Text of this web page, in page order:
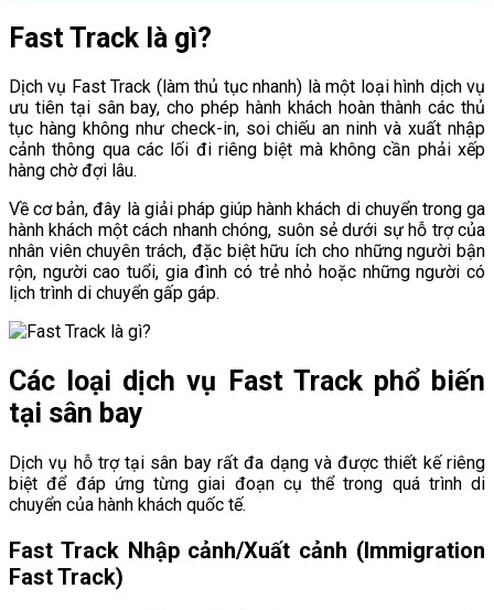
Fast Track là gì?
Dịch vụ Fast Track (làm thủ tục nhanh) là một loại hình dịch vụ
ưu tiên tại sân bay, cho phép hành khách hoàn thành các thủ
tục hàng không như check-in, soi chiếu an ninh và xuất nhập
cảnh thông qua các lối đi riêng biệt mà không cần phải xếp
hàng chờ đợi lâu.
Về cơ bản, đây là giải pháp giúp hành khách di chuyển trong ga
hành khách một cách nhanh chóng, suôn sẻ dưới sự hỗ trợ của
nhân viên chuyên trách, đặc biệt hữu ích cho những người bận
rộn, người cao tuổi, gia đình có trẻ nhỏ hoặc những người có
lịch trình di chuyển gấp gáp.
Các loại dịch vụ Fast Track phổ biến
tại sân bay
Dịch vụ hỗ trợ tại sân bay rất đa dạng và được thiết kế riêng
biệt để đáp ứng từng giai đoạn cụ thể trong quá trình di
chuyển của hành khách quốc tế.
Fast Track Nhập cảnh/Xuất cảnh (Immigration
Fast Track)